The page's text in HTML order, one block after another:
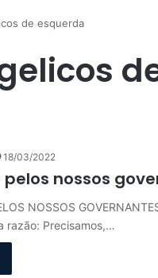
de esquerda
18/03/2022
nossos
NOSSOS
razão: Precisamos,…